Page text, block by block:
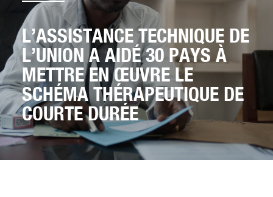
L’ASSISTANCE TECHNIQUE DE
L’UNION A AIDÉ 30 PAYS À
METTRE EN ŒUVRE LE
SCHÉMA THÉRAPEUTIQUE DE
COURTE DURÉE